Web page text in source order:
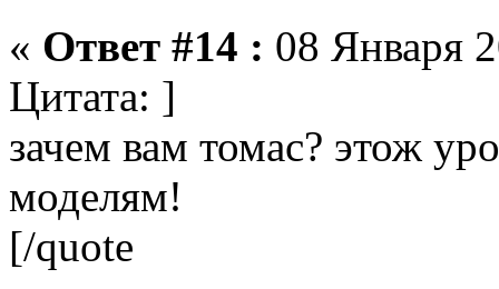
« Ответ #14 : 08 Января
Цитата: ]
зачем вам томас? этож
моделям!
[/quote